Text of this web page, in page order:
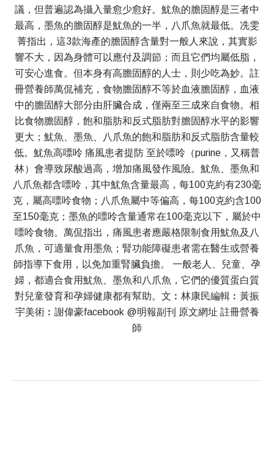
議，但普遍認為攝入量愈少愈好。魷魚的膽固醇是三者中
最高，墨魚的膽固醇是魷魚的一半，八爪魚就最低。冼雯
菁指出，這3款海產的膽固醇含量對一般人來說，其實影
響不大，因為身體可以應付及調節；而且它們均屬低脂，
可安心進食。但本身有高膽固醇的人士，則少吃為妙。註
冊營養師萬侃補充，食物膽固醇不等於血液膽固醇，血液
中的膽固醇大部分由肝臟合成，僅兩至三成來自食物。相
比食物膽固醇，飽和脂肪和反式脂肪對膽固醇水平的影響
更大；魷魚、墨魚、八爪魚的飽和脂肪和反式脂肪含量較
低。魷魚高嘌呤 痛風患者提防 至於嘌呤（purine，又稱普
林）會導致尿酸過高，增加痛風發作風險。魷魚、墨魚和
八爪魚都含嘌呤，其中魷魚含量最高，每100克約有230毫
克，屬高嘌呤食物；八爪魚屬中等偏高，每100克約含100
至150毫克；墨魚的嘌呤含量通常在100毫克以下，屬於中
嘌呤食物。萬侃指出，痛風患者應嚴格限制食用魷魚及八
爪魚，可適量食用墨魚；腎功能障礙患者需在醫生或營養
師指導下食用，以免加重腎臟負擔。 一般老人、兒童、孕
婦，都適合食用魷魚、墨魚和八爪魚，它們的優質蛋白質
對兒童發育和孕婦健康都有幫助。文︰林康民編輯︰黃振
宇美術︰謝偉豪facebook @明報副刊 原文網址 註冊營養
師